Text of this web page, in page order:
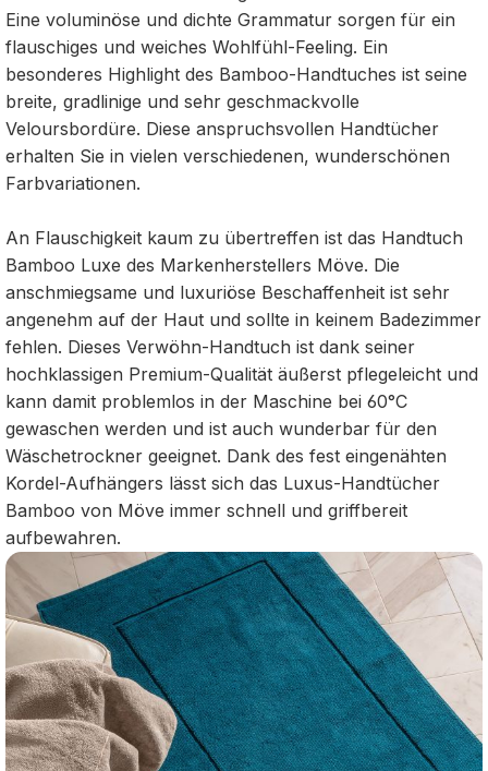
Eine voluminöse und dichte Grammatur sorgen für ein
flauschiges und weiches Wohlfühl-Feeling. Ein
besonderes Highlight des Bamboo-Handtuches ist seine
breite, gradlinige und sehr geschmackvolle
Veloursbordüre. Diese anspruchsvollen Handtücher
erhalten Sie in vielen verschiedenen, wunderschönen
Farbvariationen.
An Flauschigkeit kaum zu übertreffen ist das Handtuch
Bamboo Luxe des Markenherstellers Möve. Die
anschmiegsame und luxuriöse Beschaffenheit ist sehr
angenehm auf der Haut und sollte in keinem Badezimmer
fehlen. Dieses Verwöhn-Handtuch ist dank seiner
hochklassigen Premium-Qualität äußerst pflegeleicht und
kann damit problemlos in der Maschine bei 60°C
gewaschen werden und ist auch wunderbar für den
Wäschetrockner geeignet. Dank des fest eingenähten
Kordel-Aufhängers lässt sich das Luxus-Handtücher
Bamboo von Möve immer schnell und griffbereit
aufbewahren.